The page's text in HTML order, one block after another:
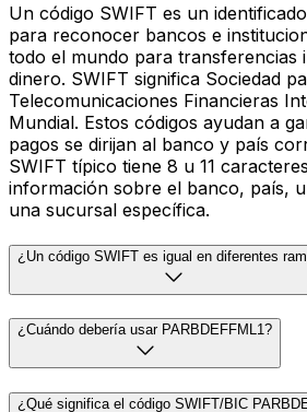
Un código SWIFT es un
para reconocer bancos e
todo el mundo para transferencias
dinero. SWIFT significa Sociedad
Telecomunicaciones Financieras
Mundial. Estos códigos ayudan a
pagos se dirijan al banco y país
SWIFT típico tiene 8 u 11
información sobre el banco, país,
una sucursal específica.
¿Un código SWIFT es igual en diferentes
¿Cuándo debería usar PARBDEFFML1?
¿Qué significa el código SWIFT/BIC